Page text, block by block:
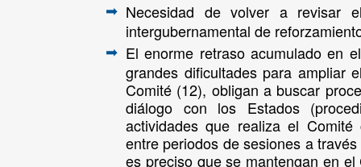
➡ Necesidad de volver a revisar
intergubernamental de
➡ El enorme retraso acumulado en
grandes dificultades para ampliar
Comité (12), obligan a buscar
diálogo con los Estados
actividades que realiza el
entre periodos de sesiones a
es preciso que se mantengan en